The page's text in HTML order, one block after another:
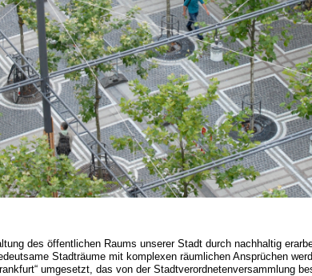
des öffentlichen Raums unserer Stadt durch nachhaltig
Stadträume mit komplexen räumlichen Ansprüchen
umgesetzt, das von der Stadtverordnetenversammlung